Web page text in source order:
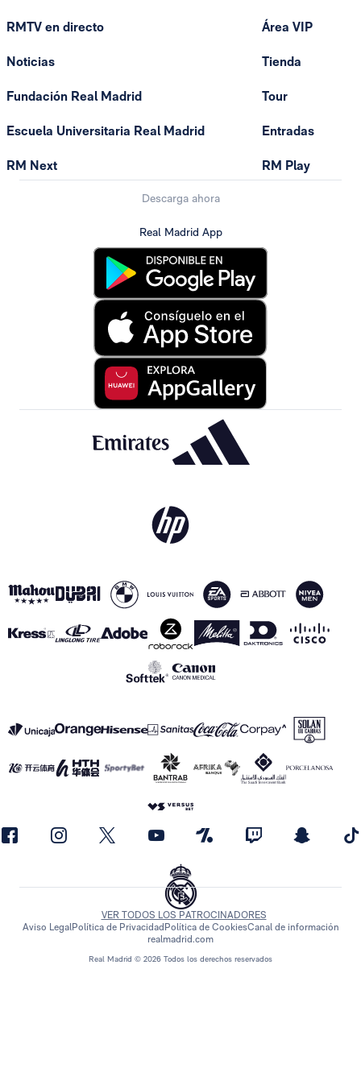
RMTV en directo
Noticias
Fundación Real Madrid
Escuela Universitaria Real Madrid
RM Next
Área VIP
Tienda
Tour
Entradas
RM Play
Descarga ahora
Real Madrid App
Real Madrid © 2026 Todos los derechos reservados
VER TODOS LOS PATROCINADORES
Aviso LegalPolítica de Privacidad Política de CookiesCanal de información
realmadrid.com